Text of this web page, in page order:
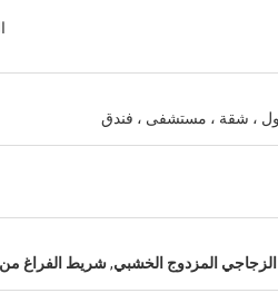
، شقة ، مستشفى ، فندق
المزدوج الخشبي,شريط الفراغ من